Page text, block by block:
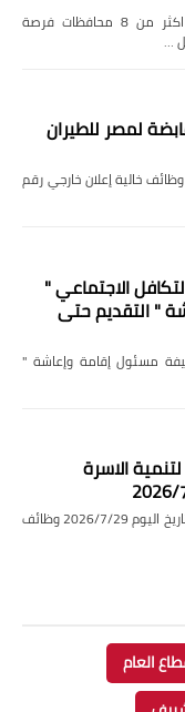
وظائف خالية بمدارس التكنولوجيا التطبيقية فى اكثر من 8 محافظات فرصة
…
لمصر للطيران
بالتعاقد وظائف الشركة القابضة لمصر للطيران عدد 6 وظائف خالية إعلان خارجي رقم
الاجتماعي "
" التقديم حتى
مسئول إقامة وإعاشة "
الاسرة
وظائف المؤسسة القومية لتنمية الاسرة والمجتمع بتاريخ اليوم 2026/7/29 وظائف
العام